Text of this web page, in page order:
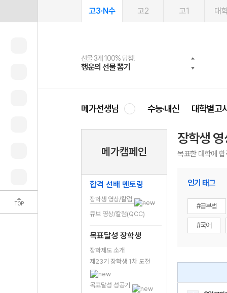
TOP
고3·N수 고2 고1 대
선물 3개 100% 당첨!
행운의 선물 뽑기
선물 100% 증정!
메가스터디 X 올리브
여름방학 스터디 캐시백
메가런 썸머스쿨
2027 러셀 단과
강사 공개선발
스마트러닝앱
설문 EVENT
메가패스
3일 무료 체험권
메가패스 수강생 무료혜택!
메가클럽 멤버십
사회공헌 캠페인
희망이룸 메가나눔
메가선생님 수능·내신 대학별고
메가캠페인
합격 선배 멘토링
장학생 영상/칼럼
큐브 영상/칼럼(QCC)
목표달성 장학생
장학제도 소개
제23기 장학생 1차 도전
목표달성 성공기
장학생
목표한 대학에
인기 태그
#공부법
#국어